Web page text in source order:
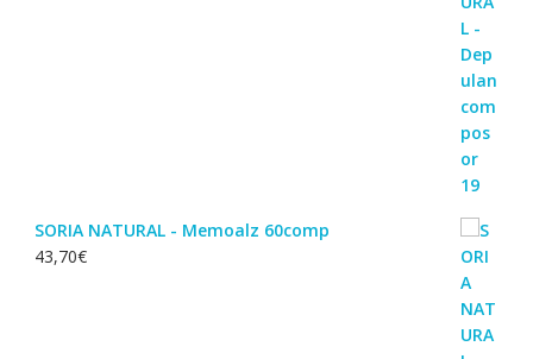
SORIA NATURAL - Memoalz 60comp
43,70€